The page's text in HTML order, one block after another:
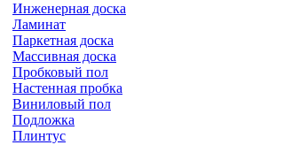
Инженерная доска
Ламинат
Паркетная доска
Массивная доска
Пробковый пол
Настенная пробка
Виниловый пол
Подложка
Плинтус